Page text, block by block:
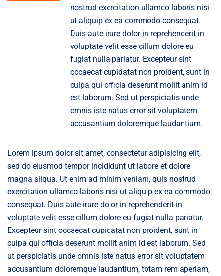
nostrud exercitation ullamco laboris nisi
ut aliquip ex ea commodo consequat.
Duis aute irure dolor in reprehenderit in
voluptate velit esse cillum dolore eu
fugiat nulla pariatur. Excepteur sint
occaecat cupidatat non proident, sunt in
culpa qui officia deserunt mollit anim id
est laborum. Sed ut perspiciatis unde
omnis iste natus error sit voluptatem
accusantium doloremque laudantium.
Lorem ipsum dolor sit amet, consectetur adipisicing elit,
sed do eiusmod tempor incididunt ut labore et dolore
magna aliqua. Ut enim ad minim veniam, quis nostrud
exercitation ullamco laboris nisi ut aliquip ex ea commodo
consequat. Duis aute irure dolor in reprehenderit in
voluptate velit esse cillum dolore eu fugiat nulla pariatur.
Excepteur sint occaecat cupidatat non proident, sunt in
culpa qui officia deserunt mollit anim id est laborum. Sed
ut perspiciatis unde omnis iste natus error sit voluptatem
accusantium doloremque laudantium, totam rem aperiam,